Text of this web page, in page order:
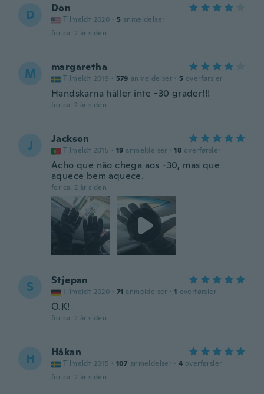
D Don
Tilmeldt 2020 · 5 anmeldelser
for ca. 2 år siden
M margaretha
Tilmeldt 2019 · 579 anmeldelser · 5 overførsler
Handskarna håller inte -30 grader!!!
for ca. 2 år siden
J Jackson
Tilmeldt 2015 · 19 anmeldelser · 18 overførsler
Acho que não chega aos -30, mas que
aquece bem aquece.
for ca. 2 år siden
S Stjepan
Tilmeldt 2020 · 71 anmeldelser · 1 overførsler
O.K!
for ca. 2 år siden
H Håkan
Tilmeldt 2015 · 107 anmeldelser · 4 overførsler
for ca. 2 år siden